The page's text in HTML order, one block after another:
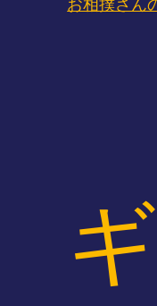
お相撲さん